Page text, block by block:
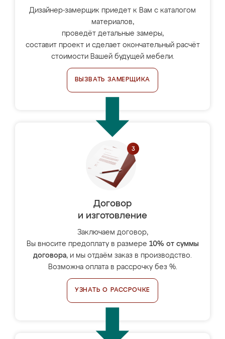
Дизайнер-замерщик приедет к Вам с каталогом
материалов,
проведёт детальные замеры,
составит проект и сделает окончательный расчёт
стоимости Вашей будущей мебели.
ВЫЗВАТЬ ЗАМЕРЩИКА
Договор
и изготовление
Заключаем договор,
Вы вносите предоплату в размере 10% от суммы
договора, и мы отдаём заказ в производство.
Возможна оплата в рассрочку без %.
УЗНАТЬ О РАССРОЧКЕ